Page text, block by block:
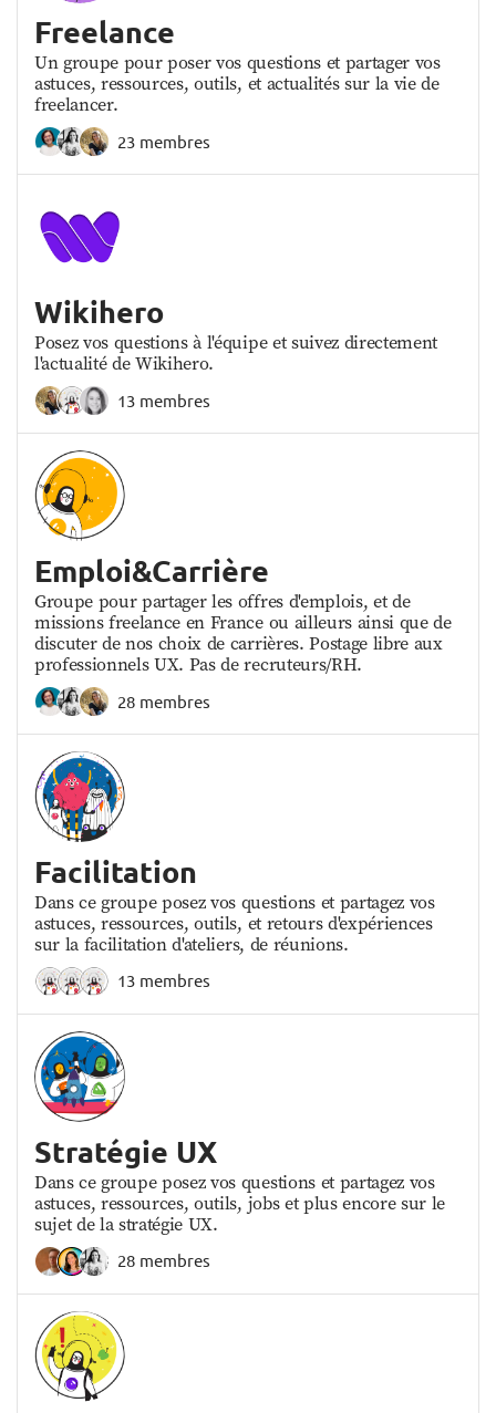
Freelance
Un groupe pour poser vos questions et partager vos
astuces, ressources, outils, et actualités sur la vie de
freelancer.
23 membres
Wikihero
Posez vos questions à l'équipe et suivez directement
l'actualité de Wikihero.
13 membres
Emploi&Carrière
Groupe pour partager les offres d'emplois, et de
missions freelance en France ou ailleurs ainsi que de
discuter de nos choix de carrières. Postage libre aux
professionnels UX. Pas de recruteurs/RH.
28 membres
Facilitation
Dans ce groupe posez vos questions et partagez vos
astuces, ressources, outils, et retours d'expériences
sur la facilitation d'ateliers, de réunions.
13 membres
Stratégie UX
Dans ce groupe posez vos questions et partagez vos
astuces, ressources, outils, jobs et plus encore sur le
sujet de la stratégie UX.
28 membres